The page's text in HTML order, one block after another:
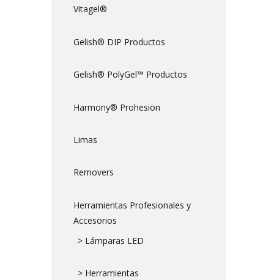
Vitagel®
Gelish® DIP Productos
Gelish® PolyGel™ Productos
Harmony® Prohesion
Limas
Removers
Herramientas Profesionales y
Accesorios
> Lámparas LED
> Herramientas